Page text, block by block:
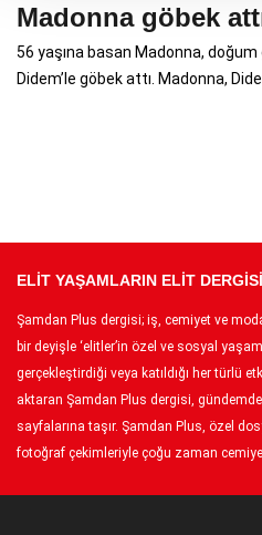
Madonna göbek
56 yaşına basan Madonna,
Didem’le göbek attı. Madonna,
ELİT YAŞAMLARIN ELİT DERGİSİ
Şamdan Plus dergisi; iş, cemiyet ve
bir deyişle ‘elitler’in özel ve sosyal
gerçekleştirdiği veya katıldığı her türlü
aktaran Şamdan Plus dergisi,
sayfalarına taşır. Şamdan Plus, özel
fotoğraf çekimleriyle çoğu zaman